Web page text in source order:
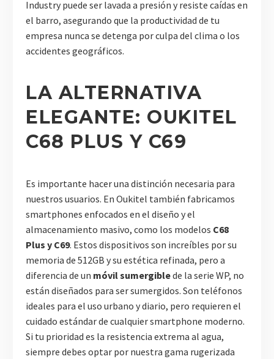
Industry puede ser lavada a presión y resiste caídas en
el barro, asegurando que la productividad de tu
empresa nunca se detenga por culpa del clima o los
accidentes geográficos.
LA ALTERNATIVA
ELEGANTE: OUKITEL
C68 PLUS Y C69
Es importante hacer una distinción necesaria para
nuestros usuarios. En Oukitel también fabricamos
smartphones enfocados en el diseño y el
almacenamiento masivo, como los modelos C68
Plus y C69. Estos dispositivos son increíbles por su
memoria de 512GB y su estética refinada, pero a
diferencia de un móvil sumergiblede la serie WP, no
están diseñados para ser sumergidos. Son teléfonos
ideales para el uso urbano y diario, pero requieren el
cuidado estándar de cualquier smartphone moderno.
Si tu prioridad es la resistencia extrema al agua,
siempre debes optar por nuestra gama rugerizada